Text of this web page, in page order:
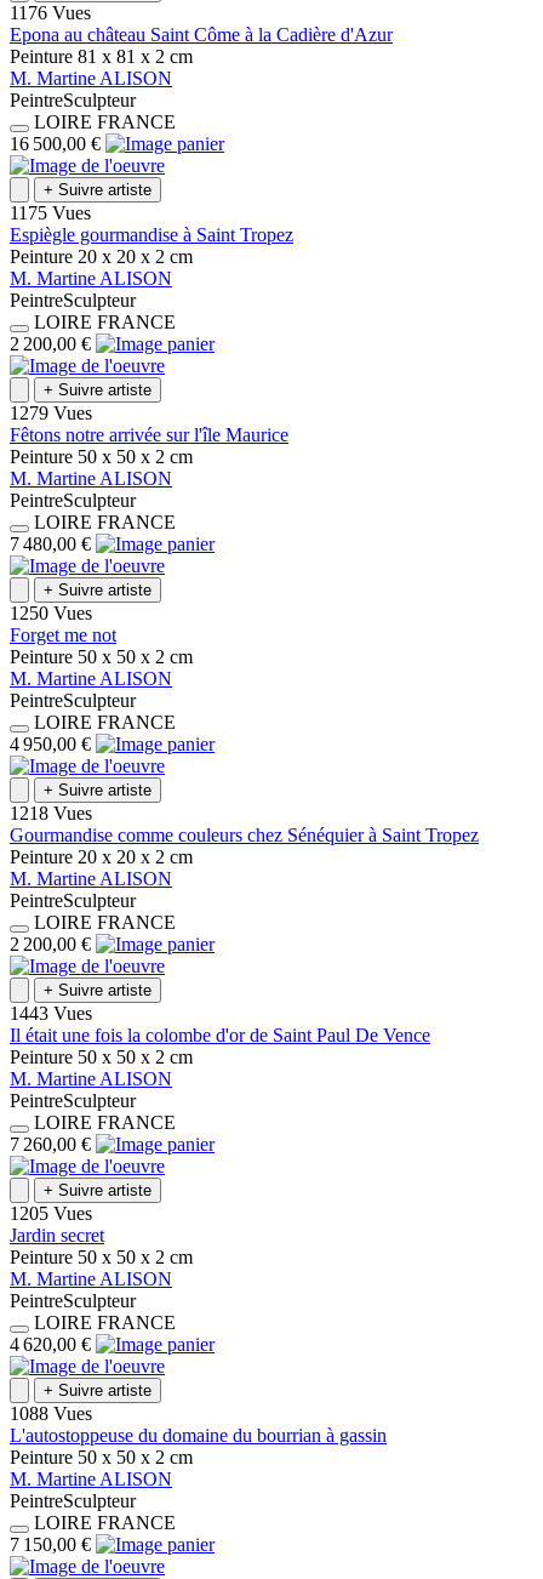
1176 Vues
Epona au château Saint Côme à la Cadière d'Azur
Peinture 81 x 81 x 2 cm
M. Martine ALISON
PeintreSculpteur
LOIRE FRANCE
16 500,00 €
+ Suivre artiste
1175 Vues
Espiègle gourmandise à Saint Tropez
Peinture 20 x 20 x 2 cm
M. Martine ALISON
PeintreSculpteur
LOIRE FRANCE
2 200,00 €
+ Suivre artiste
1279 Vues
Fêtons notre arrivée sur l'île Maurice
Peinture 50 x 50 x 2 cm
M. Martine ALISON
PeintreSculpteur
LOIRE FRANCE
7 480,00 €
+ Suivre artiste
1250 Vues
Forget me not
Peinture 50 x 50 x 2 cm
M. Martine ALISON
PeintreSculpteur
LOIRE FRANCE
4 950,00 €
+ Suivre artiste
1218 Vues
Gourmandise comme couleurs chez Sénéquier à Saint Tropez
Peinture 20 x 20 x 2 cm
M. Martine ALISON
PeintreSculpteur
LOIRE FRANCE
2 200,00 €
+ Suivre artiste
1443 Vues
Il était une fois la colombe d'or de Saint Paul De Vence
Peinture 50 x 50 x 2 cm
M. Martine ALISON
PeintreSculpteur
LOIRE FRANCE
7 260,00 €
+ Suivre artiste
1205 Vues
Jardin secret
Peinture 50 x 50 x 2 cm
M. Martine ALISON
PeintreSculpteur
LOIRE FRANCE
4 620,00 €
+ Suivre artiste
1088 Vues
L'autostoppeuse du domaine du bourrian à gassin
Peinture 50 x 50 x 2 cm
M. Martine ALISON
PeintreSculpteur
LOIRE FRANCE
7 150,00 €